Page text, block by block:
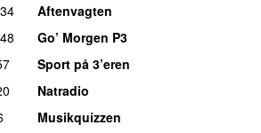
Aftenvagten
Go’ Morgen P3
Sport på 3’eren
Natradio
Musikquizzen